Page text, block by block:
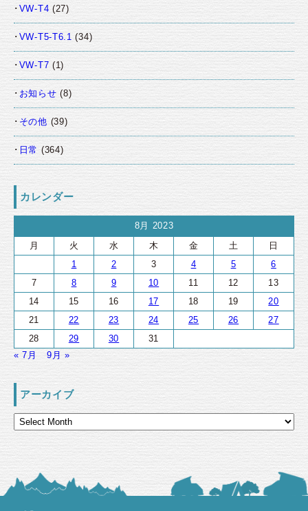
VW-T4 (27)
VW-T5-T6.1 (34)
VW-T7 (1)
お知らせ (8)
その他 (39)
日常 (364)
カレンダー
8月 2023
月
火 水 木 金 土
日
1
2 3 4 5
6
7
8 9 10 11 12
13
14
15 16 17 18 19
20
21
22 23 24 25 26
27
28
29 30
31
« 7月
9月 »
アーカイブ